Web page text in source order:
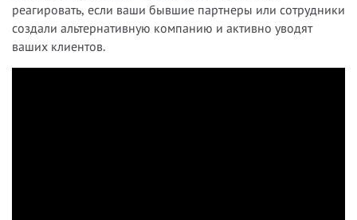
реагировать, если ваши бывшие партнеры или сотрудники
создали альтернативную компанию и активно уводят
ваших клиентов.